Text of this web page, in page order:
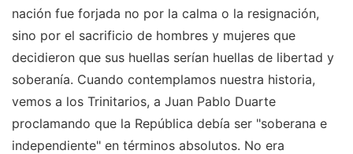
nación fue forjada no por la calma o la resignación,
sino por el sacrificio de hombres y mujeres que
decidieron que sus huellas serían huellas de libertad y
soberanía. Cuando contemplamos nuestra historia,
vemos a los Trinitarios, a Juan Pablo Duarte
proclamando que la República debía ser "soberana e
independiente" en términos absolutos. No era